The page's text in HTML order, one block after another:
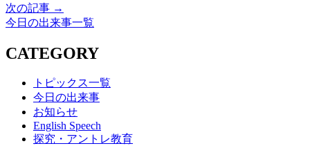
次の記事 →
今日の出来事一覧
CATEGORY
トピックス一覧
今日の出来事
お知らせ
English Speech
探究・アントレ教育